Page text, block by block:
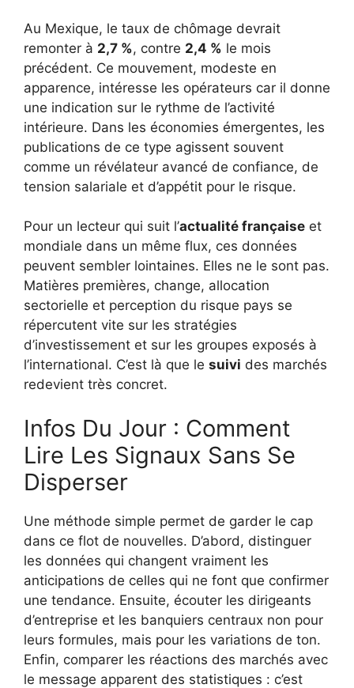
Au Mexique, le taux de chômage devrait
remonter à 2,7 %, contre 2,4 % le mois
précédent. Ce mouvement, modeste en
apparence, intéresse les opérateurs car il donne
une indication sur le rythme de l’activité
intérieure. Dans les économies émergentes, les
publications de ce type agissent souvent
comme un révélateur avancé de confiance, de
tension salariale et d’appétit pour le risque.
Pour un lecteur qui suit l’actualité française et
mondiale dans un même flux, ces données
peuvent sembler lointaines. Elles ne le sont pas.
Matières premières, change, allocation
sectorielle et perception du risque pays se
répercutent vite sur les stratégies
d’investissement et sur les groupes exposés à
l’international. C’est là que le suivi des marchés
redevient très concret.
Infos Du Jour : Comment
Lire Les Signaux Sans Se
Disperser
Une méthode simple permet de garder le cap
dans ce flot de nouvelles. D’abord, distinguer
les données qui changent vraiment les
anticipations de celles qui ne font que confirmer
une tendance. Ensuite, écouter les dirigeants
d’entreprise et les banquiers centraux non pour
leurs formules, mais pour les variations de ton.
Enfin, comparer les réactions des marchés avec
le message apparent des statistiques : c’est